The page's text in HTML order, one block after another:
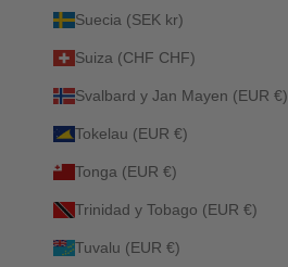
Suecia (SEK kr)
Suiza (CHF CHF)
Svalbard y Jan Mayen (EUR €)
Tokelau (EUR €)
Tonga (EUR €)
Trinidad y Tobago (EUR €)
Tuvalu (EUR €)